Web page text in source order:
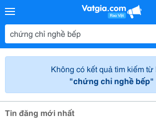
Không có kết quả tìm kiếm từ
"chứng chỉ nghề bếp"
Tin đăng mới nhất